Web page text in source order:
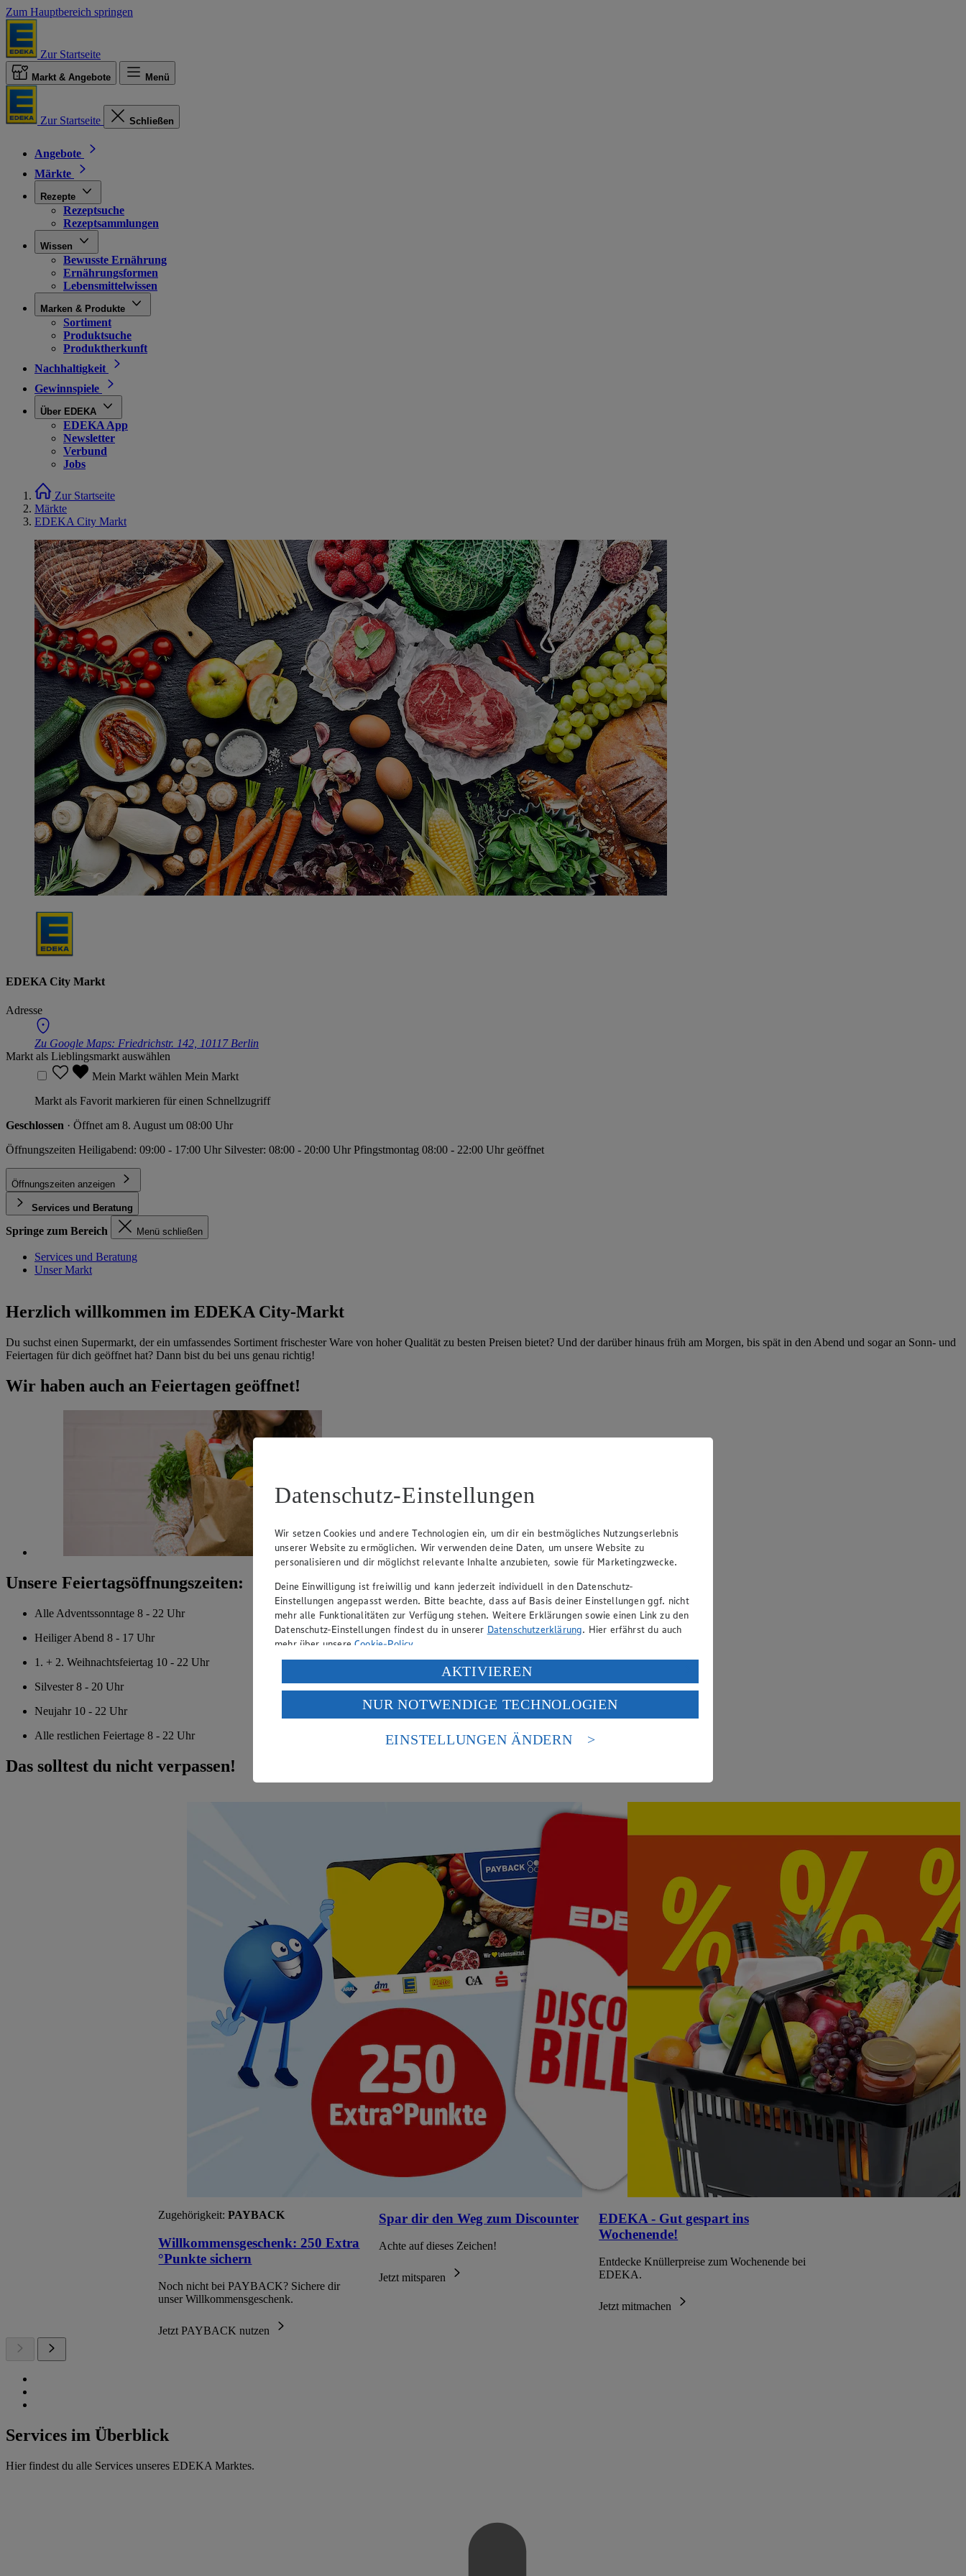
Zum Hauptbereich springen
Zur Startseite
Markt & Angebote Menü
Zur Startseite Schließen
Angebote
Märkte
Rezepte
Rezeptsuche
Rezeptsammlungen
Wissen
Bewusste Ernährung
Ernährungsformen
Lebensmittelwissen
Marken & Produkte
Sortiment
Produktsuche
Produktherkunft
Nachhaltigkeit
Gewinnspiele
Über EDEKA
EDEKA App
Newsletter
Verbund
Jobs
Zur Startseite
Märkte
EDEKA City Markt
EDEKA City Markt
Adresse
Zu Google Maps: Friedrichstr. 142, 10117 Berlin
Markt als Lieblingsmarkt auswählen
Mein Markt wählen Mein Markt
Markt als Favorit markieren für einen Schnellzugriff
Geschlossen · Öffnet am 8. August um 08:00 Uhr
Öffnungszeiten Heiligabend: 09:00 - 17:00 Uhr Silvester: 08:00 - 20:00 Uhr Pfingstmontag 08:00 - 22:00 Uhr geöffnet
Öffnungszeiten anzeigen
Services und Beratung
Springe zum Bereich Menü schließen
Services und Beratung
Unser Markt
Herzlich willkommen im EDEKA City-Markt
Du suchst einen Supermarkt, der ein umfassendes Sortiment frischester Ware von hoher Qualität zu besten Preisen bietet? Und der darüber hinaus früh am Morgen, bis spät in den Abend und sogar an Sonn- und
Feiertagen für dich geöffnet hat? Dann bist du bei uns genau richtig!
Wir haben auch an Feiertagen geöffnet!
Unsere Feiertagsöffnungszeiten:
Alle Adventssonntage 8 - 22 Uhr
Heiliger Abend 8 - 17 Uhr
1. + 2. Weihnachtsfeiertag 10 - 22 Uhr
Silvester 8 - 20 Uhr
Neujahr 10 - 22 Uhr
Alle restlichen Feiertage 8 - 22 Uhr
Das solltest du nicht verpassen!
Zugehörigkeit: PAYBACK
Willkommensgeschenk: 250 Extra
°Punkte sichern
Noch nicht bei PAYBACK? Sichere dir
unser Willkommensgeschenk.
Jetzt PAYBACK nutzen
Spar dir den Weg zum Discounter
Achte auf dieses Zeichen!
Jetzt mitsparen
EDEKA - Gut gespart ins
Wochenende!
Entdecke Knüllerpreise zum Wochenende bei
EDEKA.
Jetzt mitmachen
Services im Überblick
Hier findest du alle Services unseres EDEKA Marktes.
Datenschutz-Einstellungen
Wir setzen Cookies und andere Technologien ein, um dir ein bestmögliches Nutzungserlebnis
unserer Website zu ermöglichen. Wir verwenden deine Daten, um unsere Website zu
personalisieren und dir möglichst relevante Inhalte anzubieten, sowie für Marketingzwecke.
Deine Einwilligung ist freiwillig und kann jederzeit individuell in den Datenschutz-
Einstellungen angepasst werden. Bitte beachte, dass auf Basis deiner Einstellungen ggf. nicht
mehr alle Funktionalitäten zur Verfügung stehen. Weitere Erklärungen sowie einen Link zu den
Datenschutz-Einstellungen findest du in unserer Datenschutzerklärung. Hier erfährst du auch
mehr über unsereCookie-Policy.
Verarbeitung deiner personenbezogenen Daten in den USA durch Facebook und YouTube:
Wenn du auf „Aktivieren“ klickst, willigst du im Sinne des Art. 49 Abs. 1 Satz 1 lit. a) DSGVO
ein, dass deine Daten in den USA verarbeitet werden. Der EuGH sieht die USA als Land mit
einem nach europäischen Standards nicht angemessenen Datenschutzniveau an. Es besteht das
Risiko eines Zugriffs durch US-amerikanische Behörden.
AKTIVIEREN
NUR NOTWENDIGE TECHNOLOGIEN
EINSTELLUNGEN ÄNDERN